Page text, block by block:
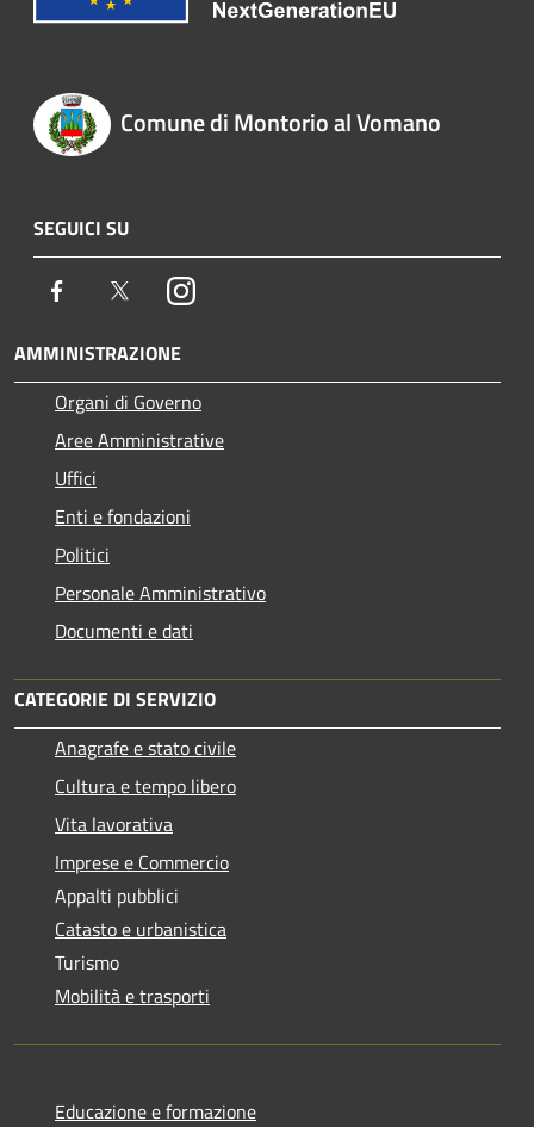
Comune di Montorio al Vomano
SEGUICI SU
Facebook TwitterInstagram
AMMINISTRAZIONE
Organi di Governo
Aree Amministrative
Uffici
Enti e fondazioni
Politici
Personale Amministrativo
Documenti e dati
CATEGORIE DI SERVIZIO
Anagrafe e stato civile
Cultura e tempo libero
Vita lavorativa
Imprese e Commercio
Appalti pubblici
Catasto e urbanistica
Turismo
Mobilità e trasporti
Educazione e formazione